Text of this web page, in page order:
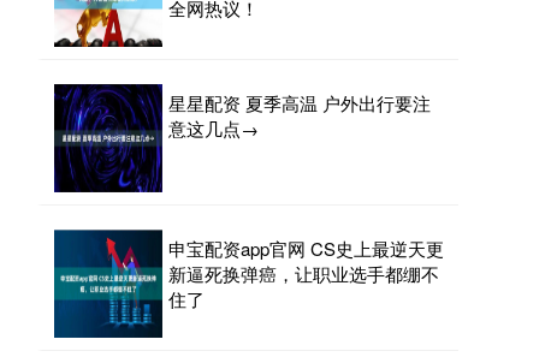
全网热议！
星星配资 夏季高温 户外出行要注
意这几点→
申宝配资app官网 CS史上最逆天更
新逼死换弹癌，让职业选手都绷不
住了